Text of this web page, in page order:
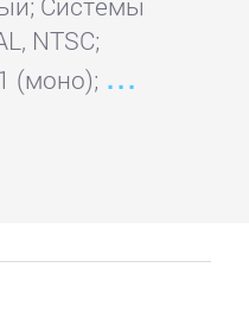
NTSC;
(моно);